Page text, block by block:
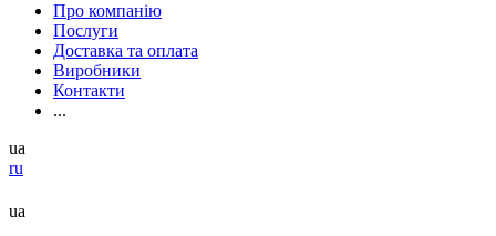
Про компанію
Послуги
Доставка та оплата
Виробники
Контакти
...
ua
ru
ua